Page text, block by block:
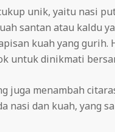
unik, yaitu nasi
santan atau kaldu
kuah yang
untuk dinikmati
juga menambah
nasi dan kuah, yang